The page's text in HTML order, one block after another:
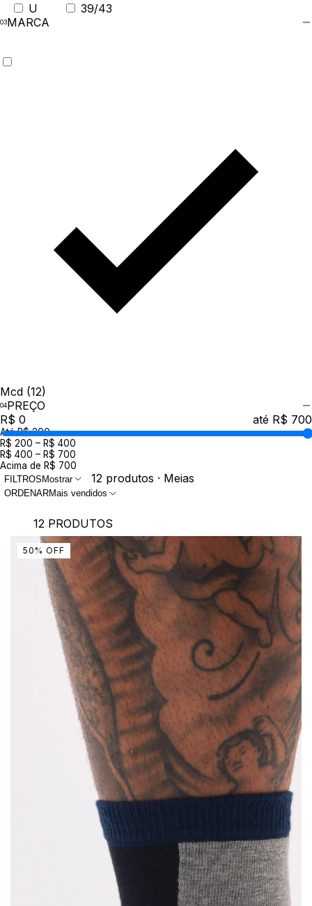
U
39/43
MARCA
Mcd (12)
PREÇO
R$ 0
até R$ 700
Até R$ 200
R$ 200 – R$ 400
R$ 400 – R$ 700
Acima de R$ 700
FILTROS Mostrar 12 produtos · Meias
ORDENARMais vendidos
12 PRODUTOS
50 % OFF